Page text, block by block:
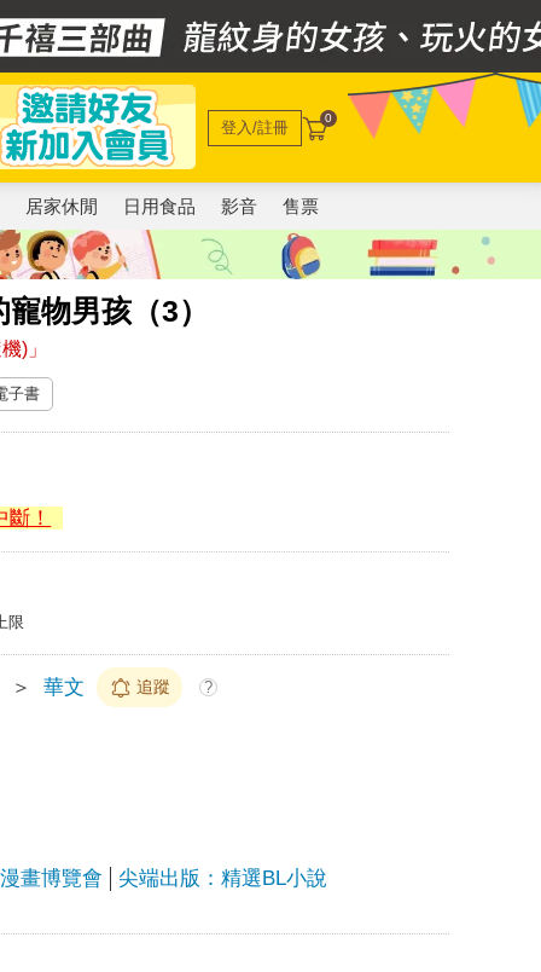
登入/註冊 0
居家休閒 日用食品 影音 售票
物男孩（3）
)」
子書
！
限
＞ 華文 追蹤 ?
畫博覽會 尖端出版：精選BL小說